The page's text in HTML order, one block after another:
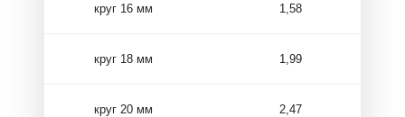
круг 16 мм 1,58
круг 18 мм 1,99
круг 20 мм 2,47